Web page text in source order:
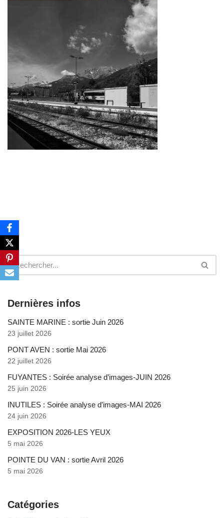
Dernières infos
SAINTE MARINE : sortie Juin 2026
23 juillet 2026
PONT AVEN : sortie Mai 2026
22 juillet 2026
FUYANTES : Soirée analyse d’images-JUIN 2026
25 juin 2026
INUTILES : Soirée analyse d’images-MAI 2026
24 juin 2026
EXPOSITION 2026-LES YEUX
5 mai 2026
POINTE DU VAN : sortie Avril 2026
5 mai 2026
Catégories